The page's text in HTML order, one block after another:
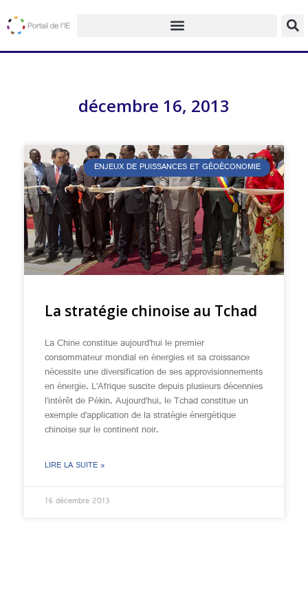
décembre 16, 2013
ENJEUX DE PUISSANCES ET GÉOÉCONOMIE
La stratégie chinoise au Tchad
La Chine constitue aujourd’hui le premier
consommateur mondial en énergies et sa croissance
nécessite une diversification de ses approvisionnements
en énergie. L’Afrique suscite depuis plusieurs décennies
l’intérêt de Pékin. Aujourd’hui, le Tchad constitue un
exemple d’application de la stratégie énergétique
chinoise sur le continent noir.
LIRE LA SUITE »
16 décembre 2013